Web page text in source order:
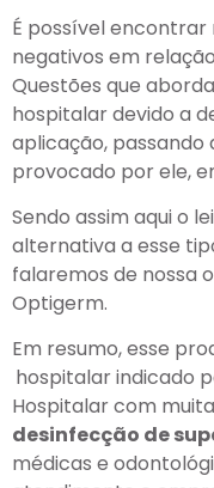
É possível encontrar
negativos em
Questões que
hospitalar devido a
aplicação,
provocado por ele,
Sendo assim aqui o
alternativa a esse
falaremos de nossa
Optigerm.
Em resumo, esse
hospitalar indicado
Hospitalar com
desinfecção de
médicas e